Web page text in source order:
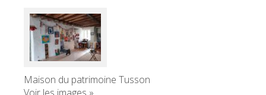
Maison du patrimoine Tusson